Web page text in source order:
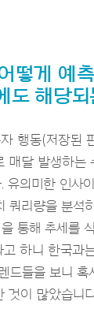
떻게 예
도 해당되
행동(저장된
매달 발생하는
유의미한 인사
쿼리량을 분석
통해 추세를
고 하니 한국과
드들을 보니 혹
것이 많았습니